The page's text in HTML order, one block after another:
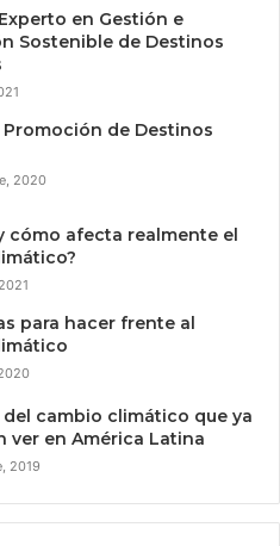
en Gestión e
Sostenible de Destinos
Promoción de Destinos
2020
cómo afecta realmente el
para hacer frente al
cambio climático que ya
ver en América Latina
2019